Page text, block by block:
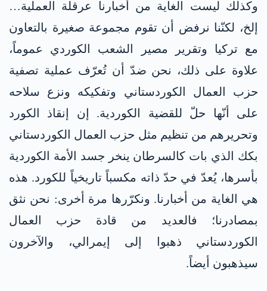
وكذلك ليست الغاية من أخبارنا عرقلة العملية…
إلخ، لكنّنا نرفض أن تقوم مجموعة صغيرة بالتعاون
مع تركيا وتقرير مصير الشعب الكوردي عموماً،
علاوة على ذلك، نحن ضدّ أن تُعرّف عملية تصفية
حزب العمال الكوردستاني وتفكيكه ونزع سلاحه
على أنّها حلّ للقضية الكوردية. إن إنقاذ الكورد
وتحريرهم من تنظيم مثل حزب العمال الكوردستاني
بكك الذي بات كالسرطان ينخر جسد الأمة الكوردية
بأسرها، يُعدّ في حدّ ذاته مكسباً تاريخياً للكورد. هذه
هي الغاية من أخبارنا. ونكرّرها مرة أخرى: نحن نثق
بمصادرنا؛ فالعديد من قادة حزب العمال
الكوردستاني ذهبوا إلى إيمرالي، والآخرون
سيذهبون أيضاً.